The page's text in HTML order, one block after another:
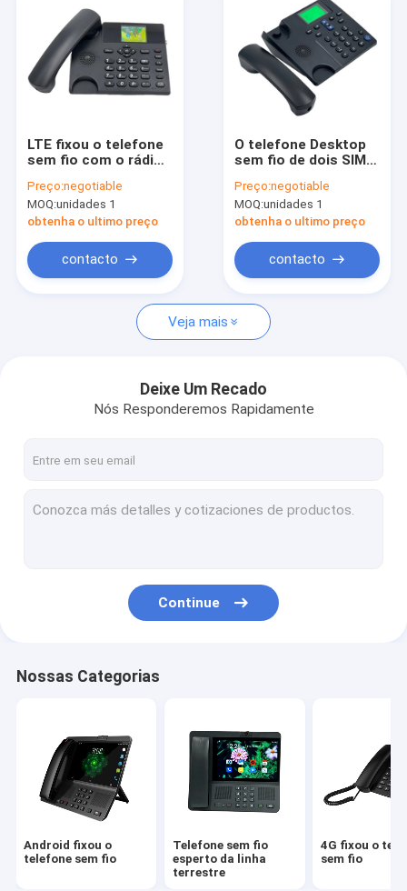
Produtos
Sobre nós
Excursão da fábrica
Notícia
Shopping
Android fixou o telefone sem fio
4G fixou o telefone sem fio
LTE fixou o telefone sem fio
SIM Card Wireless Phone
Telefone sem fio fixo com ponto quente
router de 4G WIFI LTE
LTE fixou o telefone
sem fio com o rádio
despertador do
ponto quente
Preço:negotiable
MOQ:unidades 1
obtenha o ultimo preço
contacto
O telefone Desktop
sem fio de dois SIM
jogo sem fio fixo do
MP3 do id do autor
da chamada do
Preço:negotiable
MOQ:unidades 1
obtenha o ultimo preço
contacto
Veja mais
Deixe Um Recado
Nós Responderemos Rapidamente
Continue
Nossas Categorias
Android fixou o
telefone sem fio
Telefone sem fio
esperto da linha
terrestre
4G fixou o
sem fio